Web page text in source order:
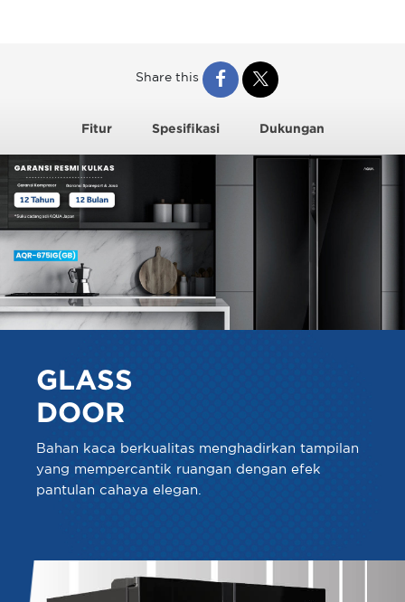
Fitur Spesifikasi Dukungan
Share this
GLASS
DOOR
Bahan kaca berkualitas menghadirkan tampilan
yang mempercantik ruangan dengan efek
pantulan cahaya elegan.